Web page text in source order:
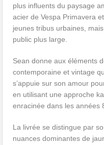
plus influents du paysage
acier de Vespa Primavera
jeunes tribus urbaines,
public plus large.
Sean donne aux éléments
contemporaine et vintage
s’appuie sur son amour
en utilisant une approche
enracinée dans les années
La livrée se distingue par
nuances dominantes de